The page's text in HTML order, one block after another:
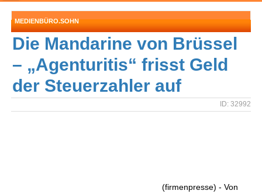
MEDIENBÜRO.SOHN
Die Mandarine von Brüssel
– „Agenturitis“ frisst Geld
der Steuerzahler auf
ID: 32992
(firmenpresse) - Von